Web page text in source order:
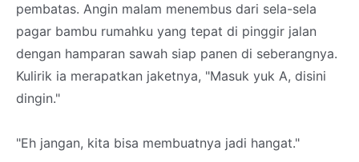
pembatas. Angin malam menembus dari sela-sela
pagar bambu rumahku yang tepat di pinggir jalan
dengan hamparan sawah siap panen di seberangnya.
Kulirik ia merapatkan jaketnya, "Masuk yuk A, disini
dingin."
"Eh jangan, kita bisa membuatnya jadi hangat."